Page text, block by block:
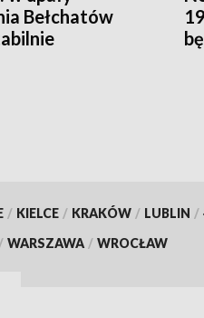
Bełchatów
/ KIELCE / KRAKÓW / LUBLIN /
/ WARSZAWA / WROCŁAW